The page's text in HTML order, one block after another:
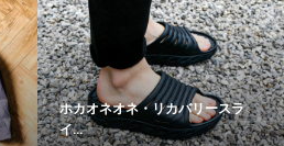
ホカオネオネ・リカバリースラ
イ...